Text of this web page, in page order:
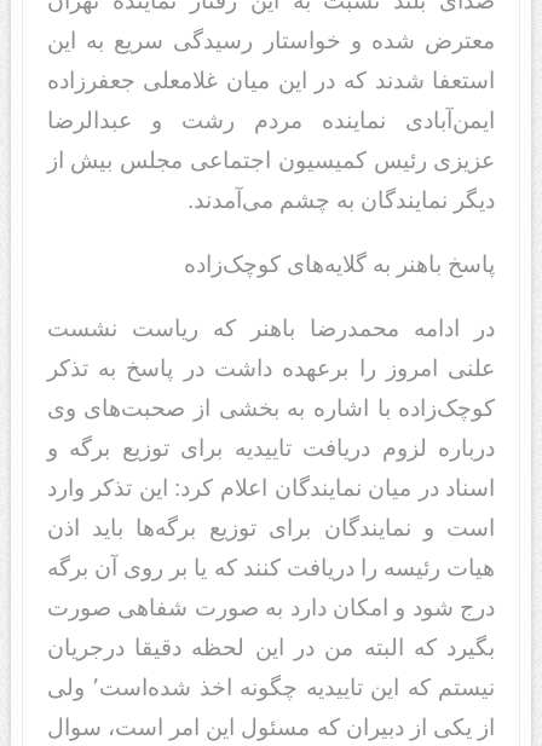
معترض شده و خواستار رسیدگی سریع به این
استعفا شدند که در این میان غلامعلی جعفرزاده
ایمن‌آبادی نماینده مردم رشت و عبدالرضا
عزیزی رئیس کمیسیون اجتماعی مجلس بیش از
دیگر نمایندگان به چشم می‌آمدند.
پاسخ باهنر به گلایه‌های کوچک‌زاده
در ادامه محمدرضا باهنر که ریاست نشست
علنی امروز را برعهده داشت در پاسخ به تذکر
کوچک‌زاده با اشاره به بخشی از صحبت‌های وی
درباره لزوم دریافت تاییدیه برای توزیع برگه و
اسناد در میان نمایندگان اعلام کرد: این تذکر وارد
است و نمایندگان برای توزیع برگه‌ها باید اذن
هیات رئیسه را دریافت کنند که یا بر روی آن برگه
درج شود و امکان دارد به صورت شفاهی صورت
بگیرد که البته من در این لحظه دقیقا درجریان
نیستم که این تاییدیه چگونه اخذ شده‌است٬ ولی
از یکی از دبیران که مسئول این امر است، سوال